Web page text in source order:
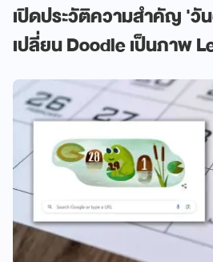
เปิดประวัติความสำคัญ 'วั
เปลี่ยน Doodle เป็นภาพ